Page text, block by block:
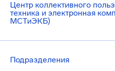
Центр коллективного
техника и электронная
МСТиЭКБ)
Подразделения